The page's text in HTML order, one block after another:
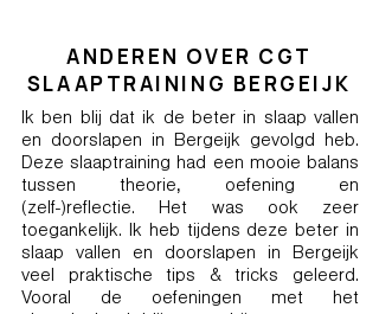
ANDEREN OVER CGT
SLAAPTRAINING BERGEIJK
Ik ben blij dat ik de beter in slaap vallen
en doorslapen in Bergeijk gevolgd heb.
Deze slaaptraining had een mooie balans
tussen theorie, oefening en
(zelf-)reflectie. Het was ook zeer
toegankelijk. Ik heb tijdens deze beter in
slaap vallen en doorslapen in Bergeijk
veel praktische tips & tricks geleerd.
Vooral de oefeningen met het